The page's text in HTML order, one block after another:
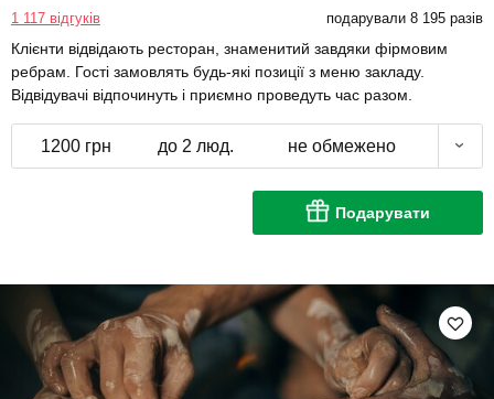
1 117 відгуків подарували 8 195 разів
Клієнти відвідають ресторан, знаменитий завдяки фірмовим
ребрам. Гості замовлять будь-які позиції з меню закладу.
Відвідувачі відпочинуть і приємно проведуть час разом.
1200 грн до 2 люд. не обмежено
Подарувати